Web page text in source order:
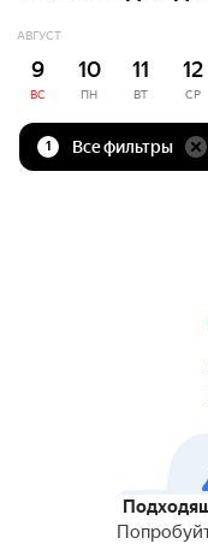
АВГУСТ
9
ВС
10
ПН
11
ВТ
12
СР
1 Все фильтры